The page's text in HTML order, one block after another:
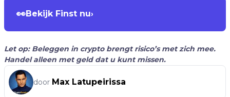
👀Bekijk Finst nu›
Let op: Beleggen in crypto brengt risico’s met zich mee.
Handel alleen met geld dat u kunt missen.
door Max Latupeirissa